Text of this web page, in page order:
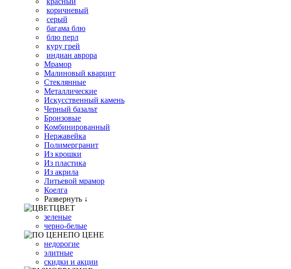
коричневый
серый
багама блю
блю перл
куру грей
индиан аврора
Мрамор
Малиновый кварцит
Стеклянные
Металлические
Искусственный камень
Черный базальт
Бронзовые
Комбинированный
Нержавейка
Полимергранит
Из крошки
Из пластика
Из акрила
Литьевой мрамор
Коелга
Развернуть ↓
ЦВЕТ
зеленые
черно-белые
ПО ЦЕНЕ
недорогие
элитные
скидки и акции